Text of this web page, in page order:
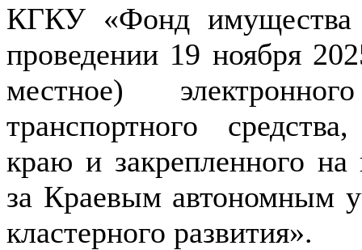
КГКУ «Фонд имущества
проведении 19 ноября
местное)
транспортного
краю и закрепленного на
за Краевым автономным
кластерного развития».